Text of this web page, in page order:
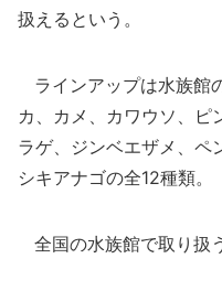
扱えるという。
ラインアップは水族館
カ、カメ、カワウソ、ピ
ラゲ、ジンベエザメ、ペ
シキアナゴの全12種類。
全国の水族館で取り扱う